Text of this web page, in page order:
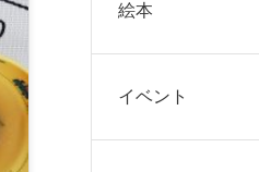
絵本
イベント